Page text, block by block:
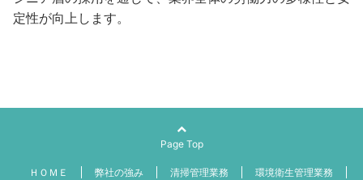
定性が向上します。
Page Top
ＨＯＭＥ 弊社の強み 清掃管理業務 環境衛生管理業務